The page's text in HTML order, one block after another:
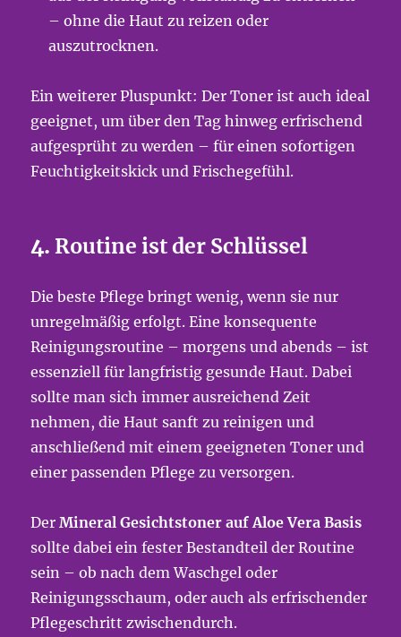
– ohne die Haut zu reizen oder
auszutrocknen.
Ein weiterer Pluspunkt: Der Toner ist auch ideal
geeignet, um über den Tag hinweg erfrischend
aufgesprüht zu werden – für einen sofortigen
Feuchtigkeitskick und Frischegefühl.
4.Routine ist der Schlüssel
Die beste Pflege bringt wenig, wenn sie nur
unregelmäßig erfolgt. Eine konsequente
Reinigungsroutine – morgens und abends – ist
essenziell für langfristig gesunde Haut. Dabei
sollte man sich immer ausreichend Zeit
nehmen, die Haut sanft zu reinigen und
anschließend mit einem geeigneten Toner und
einer passenden Pflege zu versorgen.
DerMineral Gesichtstoner auf Aloe Vera Basis
sollte dabei ein fester Bestandteil der Routine
sein – ob nach dem Waschgel oder
Reinigungsschaum, oder auch als erfrischender
Pflegeschritt zwischendurch.